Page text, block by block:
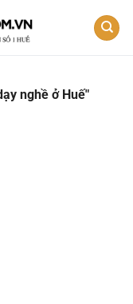
nghề ở Huế"